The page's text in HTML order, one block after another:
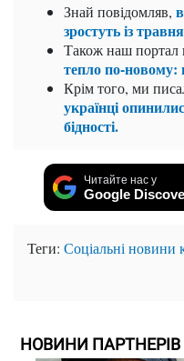
Знай повідомляв,
зростуть із
Також наш портал
тепло по-новому:
Крім того, ми
українці
бідності.
Читайте нас у
Google
Теги: Соціальні новини
НОВИНИ ПАРТНЕРІВ